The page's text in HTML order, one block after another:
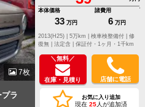
7枚
ラ
本体価格
33 万円
諸費用
6 万円
修
復無 | 法定含 | 保証付・1ヶ月・1千km
＼無料／
在庫・見積り 店舗に電話
お気に入り追加
現在 25人が追加済